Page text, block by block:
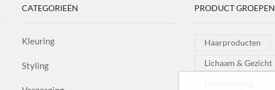
CATEGORIEËN
Kleuring
Styling
PRODUCT GROEPEN
Haarproducten
Lichaam & Gezicht